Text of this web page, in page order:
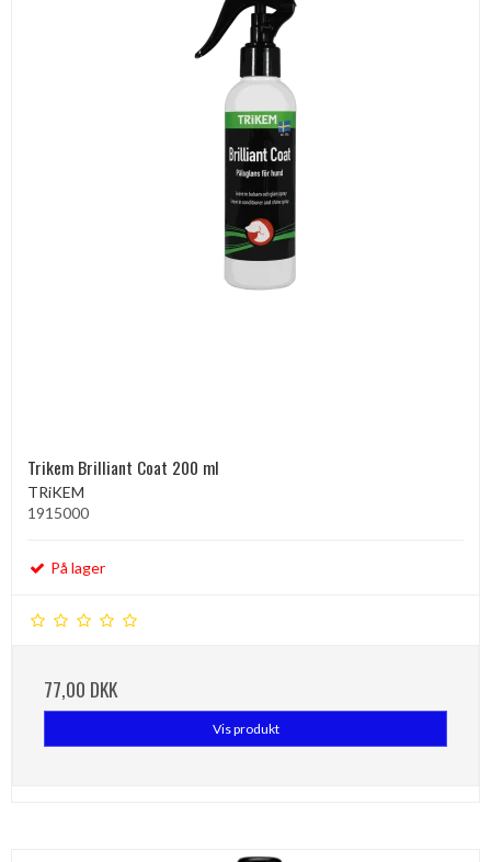
Trikem Brilliant Coat 200 ml
TRiKEM
1915000
På lager
77,00 DKK
Vis produkt